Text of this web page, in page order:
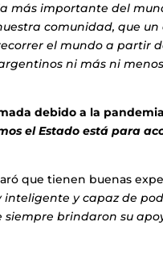
más importante del
comunidad, que
el mundo a partir
ni más ni
debido a la
el Estado está para
que tienen buenas
y capaz de
brindaron su